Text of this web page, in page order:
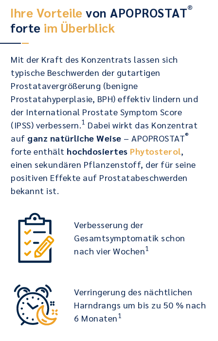
Ihre Vorteile von APOPROSTAT®
forte im Überblick
Mit der Kraft des Konzentrats lassen sich
typische Beschwerden der gutartigen
Prostatavergrößerung (benigne
Prostatahyperplasie, BPH) effektiv lindern und
der International Prostate Symptom Score
(IPSS) verbessern.1 Dabei wirkt das Konzentrat
auf ganz natürliche Weise – APOPROSTAT®
forte enthält hochdosiertes Phytosterol,
einen sekundären Pflanzenstoff, der für seine
positiven Effekte auf Prostatabeschwerden
bekannt ist.
Verbesserung der
Gesamtsymptomatik schon
nach vier Wochen1
Verringerung des nächtlichen
Harndrangs um bis zu 50 % nach
6 Monaten1